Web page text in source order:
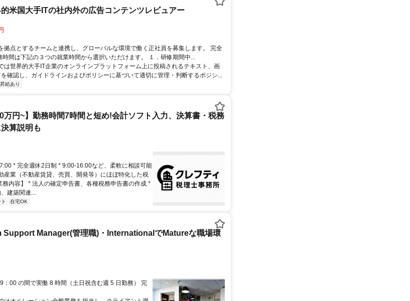
的米国大手ITの社内外の広告コンテンツレビュアー
拠点とするチームと連携し、グローバルな環境で働く正社員を募集します。 完全
時間は下記の３つの就業時間から選択いただけます。 １．研修期間中...
は世界的大手IT企業のオンラインプラットフォーム上に投稿されるテキスト、画
確認し、ガイドラインおよびポリシーに基づいて適切に管理・判断するポジシ...
昇給あり
万円~】勤務時間7時間と短め!会計ソフト入力、決算書・税務
算説明も
* 完全週休2日制 * 9:00-16:00など、柔軟に相談可能
産業（不動産賃貸、売買、開発等）にほぼ特化した税
内容】 * 法人の確定申告書、各種税務申告書の作成 *
建築関連...
在宅OK
Manager(管理職)・InternationalでMatureな職場環
：00 の間で実働 8 時間（土日祝含む週 5 日勤務） 完